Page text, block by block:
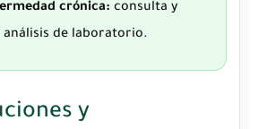
crónica: consulta y
de laboratorio.
y